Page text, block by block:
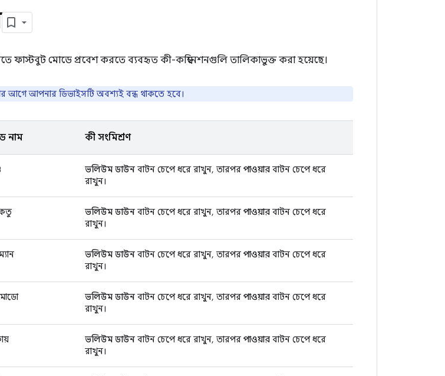
ফাস্টবুট মোডে প্রবেশ করতে ব্যবহৃত কী-কম্বিনেশনগুলি তালিকাভুক্ত করা হয়েছে।
আগে আপনার ডিভাইসটি অবশ্যই বন্ধ থাকতে হবে।
নাম কী সংমিশ্রণ
ভলিউম ডাউন বাটন চেপে ধরে রাখুন, তারপর পাওয়ার বাটন চেপে ধরে
রাখুন।
ভলিউম ডাউন বাটন চেপে ধরে রাখুন, তারপর পাওয়ার বাটন চেপে ধরে
রাখুন।
ভলিউম ডাউন বাটন চেপে ধরে রাখুন, তারপর পাওয়ার বাটন চেপে ধরে
রাখুন।
ভলিউম ডাউন বাটন চেপে ধরে রাখুন, তারপর পাওয়ার বাটন চেপে ধরে
রাখুন।
ভলিউম ডাউন বাটন চেপে ধরে রাখুন, তারপর পাওয়ার বাটন চেপে ধরে
রাখুন।